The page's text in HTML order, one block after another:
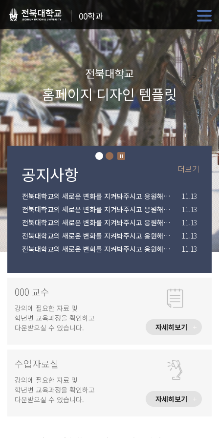
00학과
전북대학교
홈페이지 디자인 템플릿
전북대학교의 새로운 변화를 지켜봐주시고 응원해주시기 바랍니다.
11.13
전북대학교의 새로운 변화를 지켜봐주시고 응원해주시기 바랍니다.
11.13
전북대학교의 새로운 변화를 지켜봐주시고 응원해주시기 바랍니다.
11.13
전북대학교의 새로운 변화를 지켜봐주시고 응원해주시기 바랍니다.
11.13
전북대학교의 새로운 변화를 지켜봐주시고 응원해주시기 바랍니다.
11.13
더보기
000 교수
강의에 필요한 자료 및
학년변 교육과정을 확인하고
다운받으실 수 있습니다.
자세히보기
수업자료실
강의에 필요한 자료 및
학년변 교육과정을 확인하고
다운받으실 수 있습니다.
자세히보기